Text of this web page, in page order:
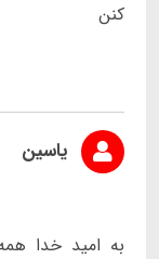
کنن
یاسین
به امید خدا